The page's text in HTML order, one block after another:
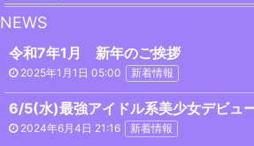
NEWS
令和7年1月 新年のご挨拶
2025年1月1日 05:00 新着情報
6/5(水)最強アイドル系美少女デビュ
2024年6月4日 21:16 新着情報